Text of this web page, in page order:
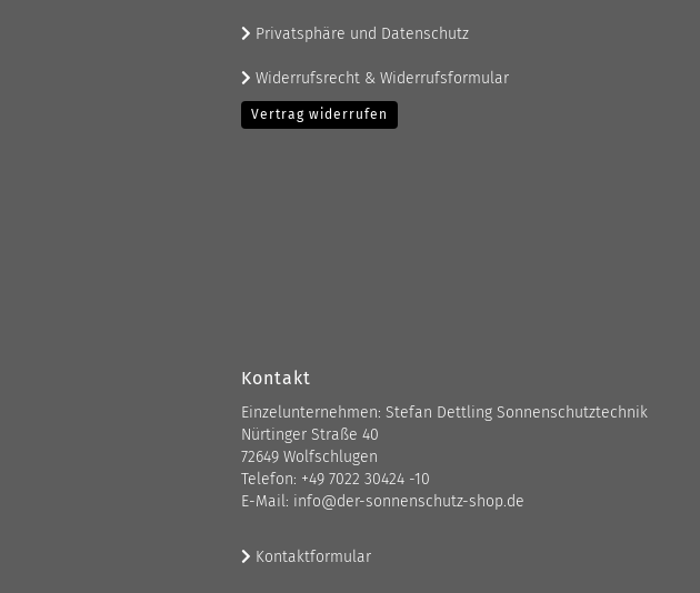
Privatsphäre und Datenschutz
Widerrufsrecht & Widerrufsformular
Vertrag widerrufen
Kontakt
Einzelunternehmen: Stefan Dettling Sonnenschutztechnik
Nürtinger Straße 40
72649 Wolfschlugen
Telefon: +49 7022 30424 -10
E-Mail: info@der-sonnenschutz-shop.de
Kontaktformular